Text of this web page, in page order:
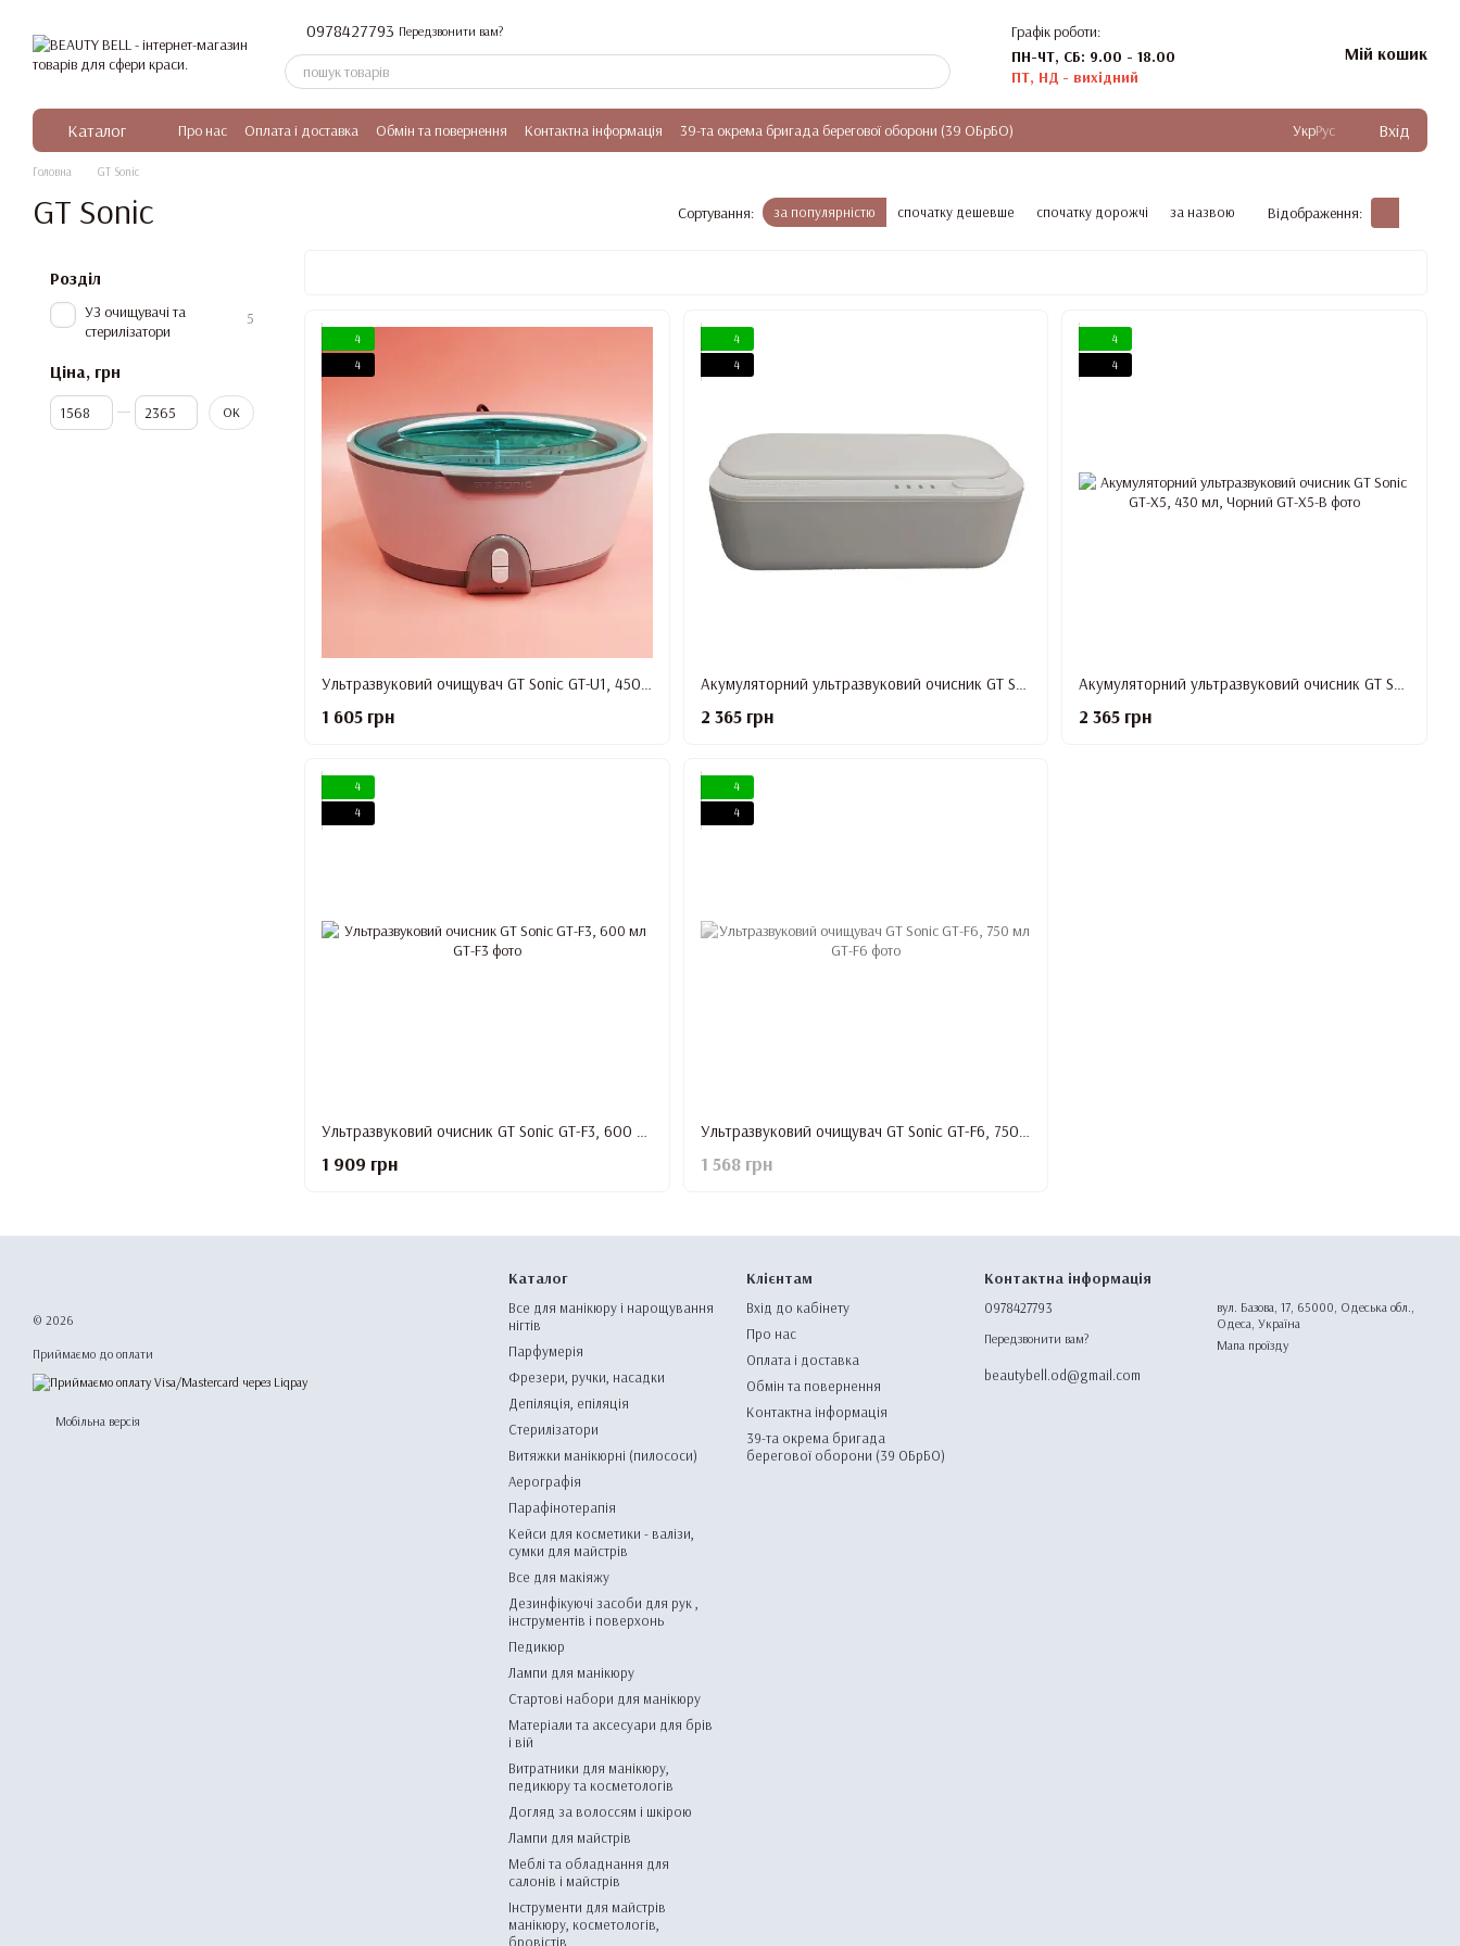
0978427793 Передзвонити вам?
Графік роботи:
ПН-ЧТ, СБ: 9.00 - 18.00
ПТ, НД - вихідний
Мій кошик
Каталог Про нас Оплата і доставка Обмін та повернення Контактна інформація 39-та окрема бригада берегової оборони (39 ОБрБО) УкрРус Вхід
Головна GT Sonic
GT Sonic Сортування: за популярністю спочатку дешевше спочатку дорожчі за назвою Відображення:
4
4
1 605 грн
4
4
2 365 грн
4
4
2 365 грн
4
4
Ультразвуковий очисник GT Sonic GT-F3, 600 мл
1 909 грн
4
4
Ультразвуковий очищувач GT Sonic GT-F6, 750 мл
1 568 грн
Розділ
УЗ очищувачі та
стерилізатори
5
Ціна, грн
Від Ціна, грн
До Ціна, грн ОК
© 2026
Приймаємо до оплати
Мобільна версія
Каталог
Все для манікюру і нарощування
нігтів
Парфумерія
Фрезери, ручки, насадки
Депіляція, епіляція
Стерилізатори
Витяжки манікюрні (пилососи)
Аерографія
Парафінотерапія
Кейси для косметики - валізи,
сумки для майстрів
Все для макіяжу
Дезинфікуючі засоби для рук ,
інструментів і поверхонь
Педикюр
Лампи для манікюру
Стартові набори для манікюру
Матеріали та аксесуари для брів
і вій
Витратники для манікюру,
педикюру та косметологів
Догляд за волоссям і шкірою
Лампи для майстрів
Меблі та обладнання для
салонів і майстрів
Інструменти для майстрів
манікюру, косметологів,
бровістів
Клієнтам
Вхід до кабінету
Про нас
Оплата і доставка
Обмін та повернення
Контактна інформація
39-та окрема бригада
берегової оборони (39 ОБрБО)
Контактна інформація
0978427793
Передзвонити вам?
beautybell.od@gmail.com
вул. Базова, 17, 65000, Одеська обл.,
Одеса, Україна
Мапа проїзду